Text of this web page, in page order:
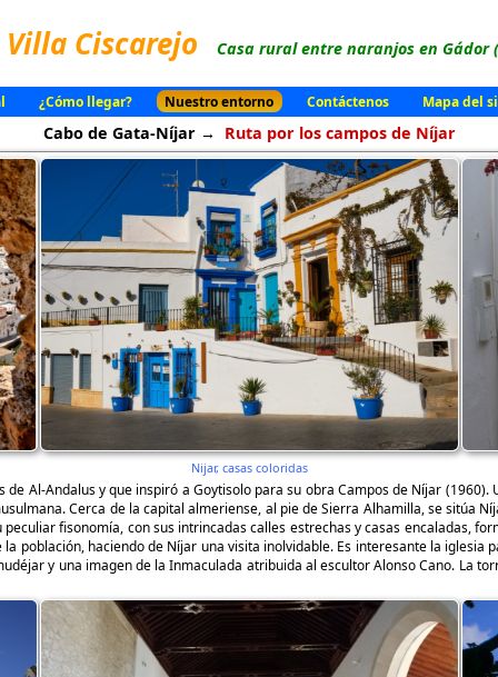
Villa Ciscarejo Casa rural entre naranjos en Gádor
¿Cómo llegar? Nuestro entorno Contáctenos Mapa del
Cabo de Gata-Níjar → Ruta por los campos de Níjar
Nijar, casas coloridas
Al-Andalus y que inspiró a Goytisolo para su obra Campos de Níjar
Cerca de la capital almeriense, al pie de Sierra Alhamilla, se sitúa
fisonomía, con sus intrincadas calles estrechas y casas encaladas,
población, haciendo de Níjar una visita inolvidable. Es interesante la
y una imagen de la Inmaculada atribuida al escultor Alonso Cano. La